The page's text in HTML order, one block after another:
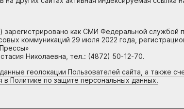
зарегистрировано как СМИ Федеральной службой
коммуникаций 29 июля 2022 года,
Николаевна, тел.: (4872) 50-12-70.
геолокации Пользователей сайта, а также
в Политике по защите персональных данных.